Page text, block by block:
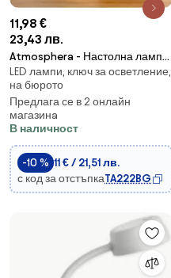
11,98 €
23,43 лв.
Atmosphera - Настолна лампа
TIMÉO 1xE14/60W/230V taupe/
кремав
LED лампи, ключ за осветление,
на бюрото
Предлага се в 2 онлайн
магазинa
В наличност
-10 % 11 € / 21,51 лв.
с код за отстъпкаTA222BG